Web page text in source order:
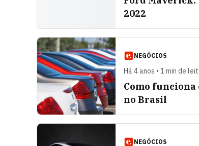
2022
NEGÓCIOS
Há 4 anos • 1 min de
Como
no Brasil
NEGÓCIOS